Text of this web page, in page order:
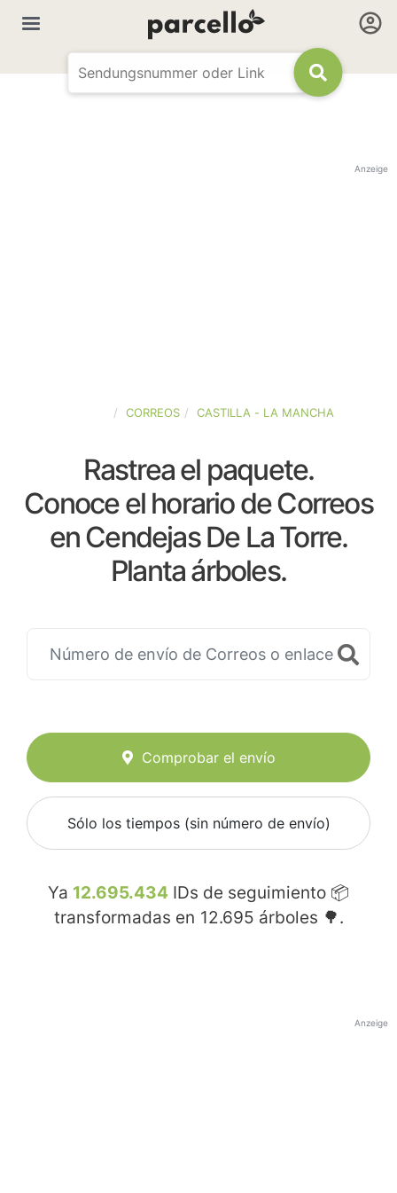
Anzeige
CORREOS CASTILLA - LA MANCHA
Rastrea el paquete.
Conoce el horario de Correos
en Cendejas De La Torre.
Planta árboles.
Comprobar el envío
Sólo los tiempos (sin número de envío)
Ya 12.695.434 IDs de seguimiento 📦
transformadas en 12.695 árboles 🌳.
Anzeige